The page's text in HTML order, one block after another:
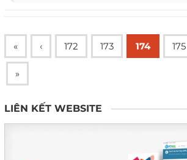
« ‹ 172 173 174 175
»
LIÊN KẾT WEBSITE